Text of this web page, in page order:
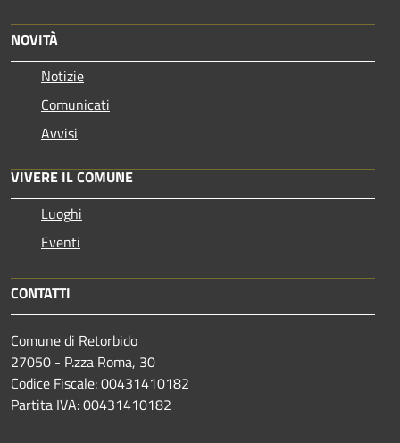
NOVITÀ
Notizie
Comunicati
Avvisi
VIVERE IL COMUNE
Luoghi
Eventi
CONTATTI
Comune di Retorbido
27050 - P.zza Roma, 30
Codice Fiscale: 00431410182
Partita IVA: 00431410182